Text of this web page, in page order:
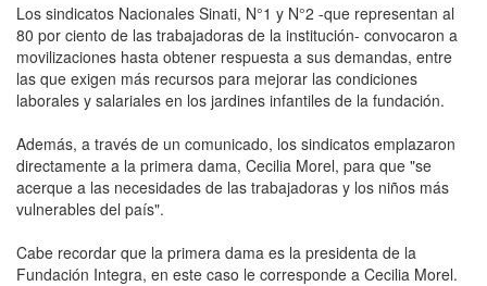
Los sindicatos Nacionales Sinati, N°1 y N°2 -que representan al
80 por ciento de las trabajadoras de la institución- convocaron a
movilizaciones hasta obtener respuesta a sus demandas, entre
las que exigen más recursos para mejorar las condiciones
laborales y salariales en los jardines infantiles de la fundación.
Además, a través de un comunicado, los sindicatos emplazaron
directamente a la primera dama, Cecilia Morel, para que "se
acerque a las necesidades de las trabajadoras y los niños más
vulnerables del país".
Cabe recordar que la primera dama es la presidenta de la
Fundación Integra, en este caso le corresponde a Cecilia Morel.